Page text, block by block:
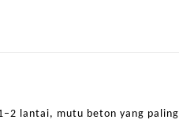
lantai, mutu beton yang paling